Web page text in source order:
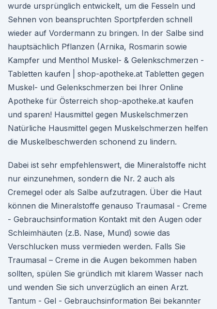
wurde ursprünglich entwickelt, um die Fesseln und
Sehnen von beanspruchten Sportpferden schnell
wieder auf Vordermann zu bringen. In der Salbe sind
hauptsächlich Pflanzen (Arnika, Rosmarin sowie
Kampfer und Menthol Muskel- & Gelenkschmerzen -
Tabletten kaufen | shop-apotheke.at Tabletten gegen
Muskel- und Gelenkschmerzen bei Ihrer Online
Apotheke für Österreich shop-apotheke.at kaufen
und sparen! Hausmittel gegen Muskelschmerzen
Natürliche Hausmittel gegen Muskelschmerzen helfen
die Muskelbeschwerden schonend zu lindern.
Dabei ist sehr empfehlenswert, die Mineralstoffe nicht
nur einzunehmen, sondern die Nr. 2 auch als
Cremegel oder als Salbe aufzutragen. Über die Haut
können die Mineralstoffe genauso Traumasal - Creme
- Gebrauchsinformation Kontakt mit den Augen oder
Schleimhäuten (z.B. Nase, Mund) sowie das
Verschlucken muss vermieden werden. Falls Sie
Traumasal – Creme in die Augen bekommen haben
sollten, spülen Sie gründlich mit klarem Wasser nach
und wenden Sie sich unverzüglich an einen Arzt.
Tantum - Gel - Gebrauchsinformation Bei bekannter